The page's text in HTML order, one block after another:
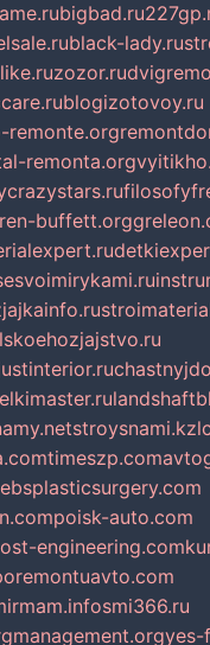
bigbad.ru
black-lady.ru
zozor.ru
blogizotovoy.ru
remonte.org
remonta.org
buffett.org
stroysnami.kz
timeszp.com
poisk-auto.com
ost-engineering.com
smi366.ru
yes-